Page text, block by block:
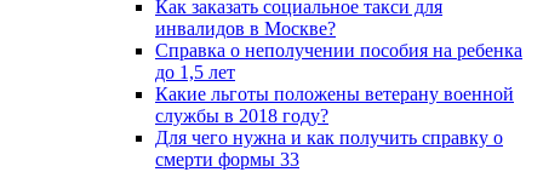
Как заказать социальное такси для
инвалидов в Москве?
Справка о неполучении пособия на ребенка
до 1,5 лет
Какие льготы положены ветерану военной
службы в 2018 году?
Для чего нужна и как получить справку о
смерти формы 33